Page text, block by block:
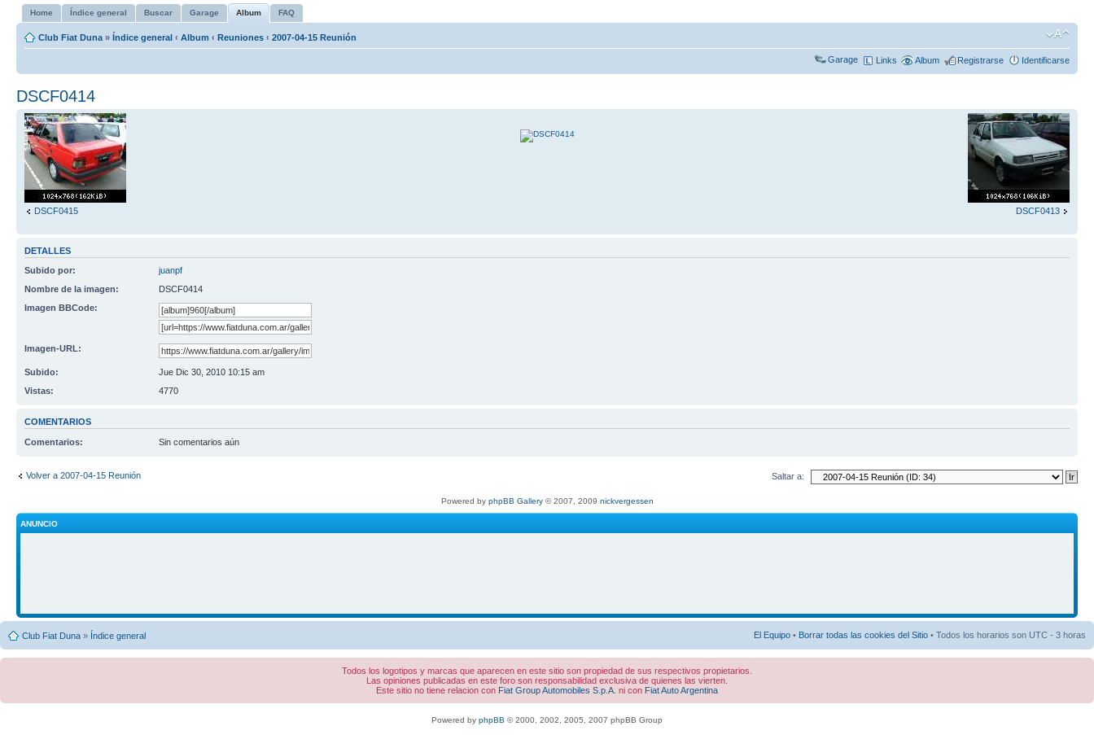
Home Índice general Buscar Garage Album FAQ
Club Fiat Duna » Índice general ‹ Album ‹ Reuniones ‹ 2007-04-15 Reunión
Garage Links Album Registrarse Identificarse
DSCF0414
DSCF0415 DSCF0413
DETALLES
Subido por:
juanpf
Nombre de la imagen:
DSCF0414
Imagen BBCode:
Imagen-URL:
Subido:
Jue Dic 30, 2010 10:15 am
Vistas:
4770
COMENTARIOS
Comentarios: Sin comentarios aún
Volver a 2007-04-15 Reunión Saltar a:
Powered by phpBB Gallery© 2007, 2009 nickvergessen
ANUNCIO
Club Fiat Duna » Índice general El Equipo • Borrar todas las cookies del Sitio • Todos los horarios son UTC - 3 horas
Todos los logotipos y marcas que aparecen en este sitio son propiedad de sus respectivos propietarios.
Las opiniones publicadas en este foro son responsabilidad exclusiva de quienes las vierten.
Este sitio no tiene relacion con Fiat Group Automobiles S.p.A. ni con Fiat Auto Argentina
Powered by phpBB © 2000, 2002, 2005, 2007 phpBB Group